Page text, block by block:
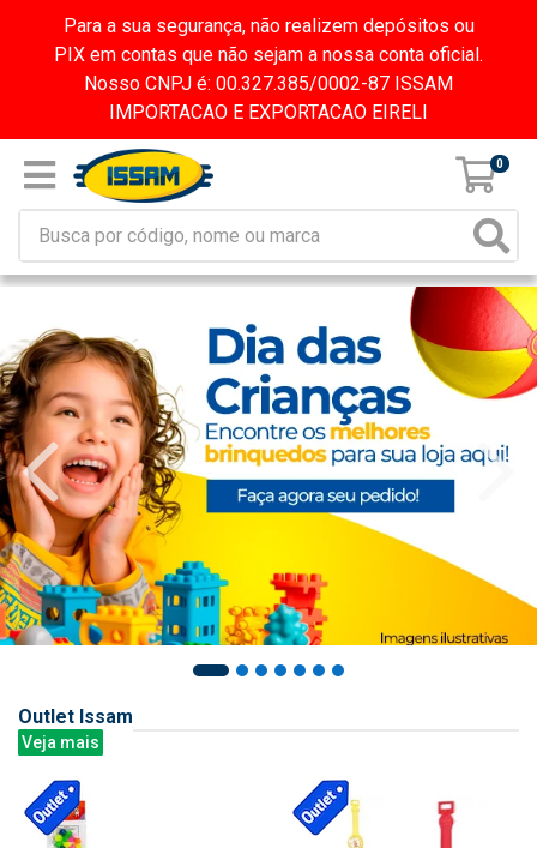
Para a sua segurança, não realizem depósitos ou
PIX em contas que não sejam a nossa conta oficial.
Nosso CNPJ é: 00.327.385/0002-87 ISSAM
IMPORTACAO E EXPORTACAO EIRELI
0
Outlet Issam
Veja mais